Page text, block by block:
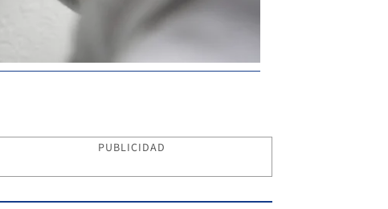
PUBLICIDAD